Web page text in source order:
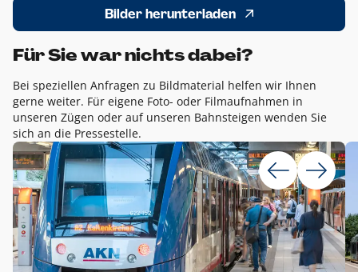
Bilder herunterladen
Für Sie war nichts dabei?
Bei speziellen Anfragen zu Bildmaterial helfen wir Ihnen
gerne weiter. Für eigene Foto- oder Filmaufnahmen in
unseren Zügen oder auf unseren Bahnsteigen wenden Sie
sich an die Pressestelle.